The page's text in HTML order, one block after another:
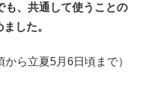
も、共通して使うことの
した。
から立夏5月6日頃まで）